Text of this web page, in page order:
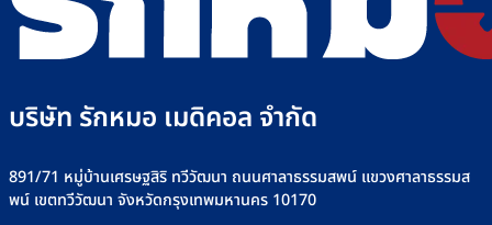
บริษัท รักหมอ เมดิคอล จำกัด
891/71 หมู่บ้านเศรษฐสิริ ทวีวัฒนา ถนนศาลาธรรมสพน์ แขวงศาลาธรรมส
พน์ เขตทวีวัฒนา จังหวัดกรุงเทพมหานคร 10170